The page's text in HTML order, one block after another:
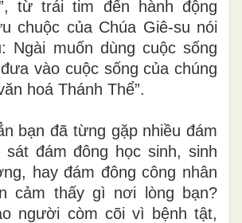
từ trái tim đến hành động
chuộc của Chúa Giê-su nói
Ngài muốn dùng cuộc sống
vào cuộc sống của chúng
hoá Thánh Thể”.
bạn đã từng gặp nhiều đám
sát đám đông học sinh, sinh
hay đám đông công nhân
cảm thấy gì nơi lòng bạn?
người còm cõi vì bệnh tật,